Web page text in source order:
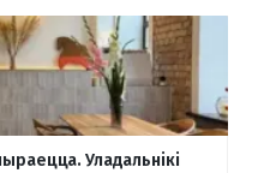
Уладальнікі